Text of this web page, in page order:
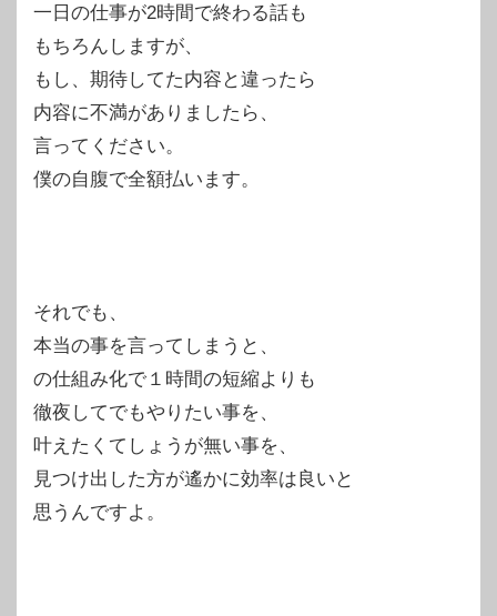
一日の仕事が2時間で終わる話も
もちろんしますが、
もし、期待してた内容と違ったら
内容に不満がありましたら、
言ってください。
僕の自腹で全額払います。
それでも、
本当の事を言ってしまうと、
の仕組み化で１時間の短縮よりも
徹夜してでもやりたい事を、
叶えたくてしょうが無い事を、
見つけ出した方が遙かに効率は良いと
思うんですよ。